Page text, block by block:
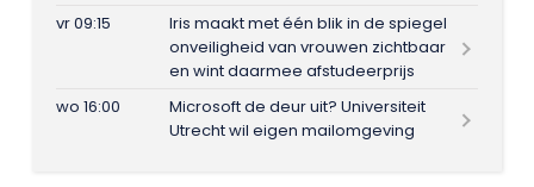
vr 09:15
Iris maakt met één blik in de spiegel
onveiligheid van vrouwen zichtbaar
en wint daarmee afstudeerprijs
wo 16:00
Microsoft de deur uit? Universiteit
Utrecht wil eigen mailomgeving